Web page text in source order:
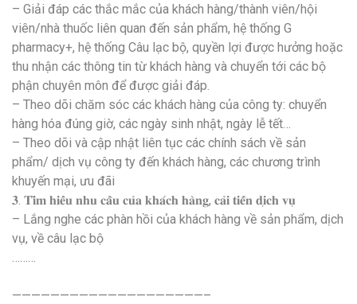
– Giải đáp các thắc mắc của khách hàng/thành viên/hội
viên/nhà thuốc liên quan đến sản phẩm, hệ thống G
pharmacy+, hệ thống Câu lạc bộ, quyền lợi được hưởng hoặc
thu nhận các thông tin từ khách hàng và chuyển tới các bộ
phận chuyên môn để được giải đáp.
– Theo dõi chăm sóc các khách hàng của công ty: chuyển
hàng hóa đúng giờ, các ngày sinh nhật, ngày lễ tết…
– Theo dõi và cập nhật liên tục các chính sách về sản
phẩm/ dịch vụ công ty đến khách hàng, các chương trình
khuyến mại, ưu đãi
𝟑. 𝐓𝐢̀𝐦 𝐡𝐢𝐞̂̉𝐮 𝐧𝐡𝐮 𝐜𝐚̂̀𝐮 𝐜𝐮̉𝐚 𝐤𝐡𝐚́𝐜𝐡 𝐡𝐚̀𝐧𝐠, 𝐜𝐚̉𝐢 𝐭𝐢𝐞̂́𝐧 𝐝𝐢̣𝐜𝐡 𝐯𝐮̣
– Lắng nghe các phàn hồi của khách hàng về sản phẩm, dịch
vụ, về câu lạc bộ
————————————————————–